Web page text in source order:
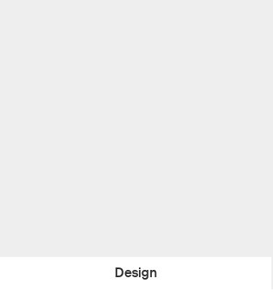
Design